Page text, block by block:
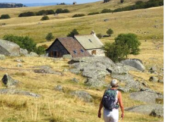
AU PANIER / DÉTAILS